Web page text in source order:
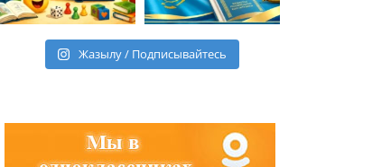
Жазылу / Подписывайтесь